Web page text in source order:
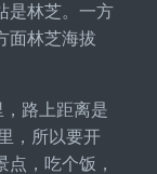
是林芝。一方
面林芝海拔
路上距离是
，所以要开
，吃个饭，